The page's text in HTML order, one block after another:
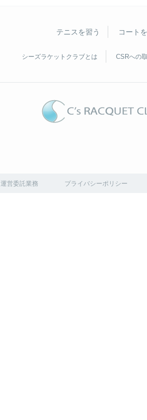
テニスを習う コート
シーズラケットクラブとは CSRへの
運営委託業務 プライバシーポリシー